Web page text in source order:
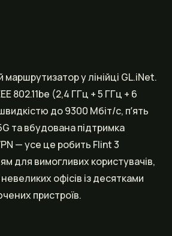
у лінійці GL.iNet.
802.11be (2,4 ГГц + 5 ГГц + 6
до 9300 Мбіт/с, пʼять
та вбудована підтримка
— усе це робить Flint 3
для вимогливих користувачів,
офісів із десятками
пристроїв.